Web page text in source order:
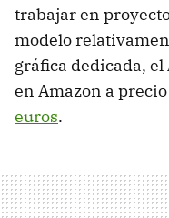
trabajar en
modelo
gráfica dedicada, el
en Amazon a
euros.